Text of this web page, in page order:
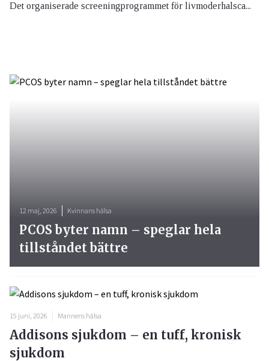
Det organiserade screeningprogrammet för livmoderhalsca...
15 juni, 2026 Mannens hälsa
Addisons sjukdom – en tuff, kronisk
sjukdom
12 maj, 2026 Kvinnans hälsa
PCOS byter namn – speglar hela
tillståndet bättre